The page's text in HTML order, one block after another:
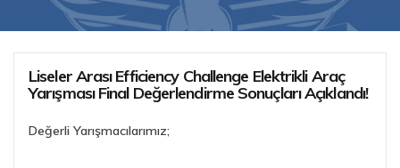
Liseler Arası Efficiency Challenge Elektrikli Araç
Yarışması Final Değerlendirme Sonuçları Açıklandı!
Değerli Yarışmacılarımız;